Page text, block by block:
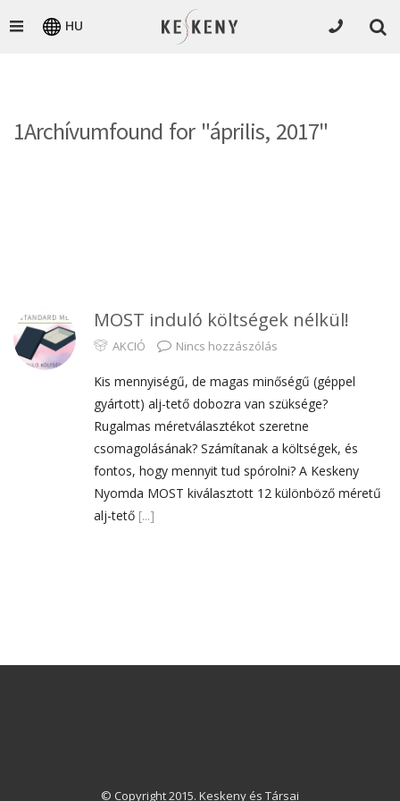
HU
1Archívumfound for "április, 2017"
MOST induló költségek nélkül!
AKCIÓ Nincs hozzászólás
Kis mennyiségű, de magas minőségű (géppel
gyártott) alj-tető dobozra van szüksége?
Rugalmas méretválasztékot szeretne
csomagolásának? Számítanak a költségek, és
fontos, hogy mennyit tud spórolni? A Keskeny
Nyomda MOST kiválasztott 12 különböző méretű
alj-tető [...]
© Copyright 2015. Keskeny és Társai